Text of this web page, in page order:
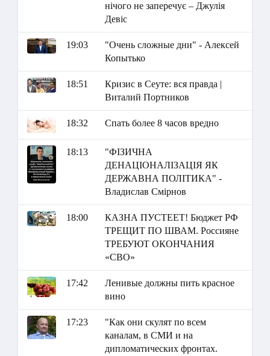
нічого не заперечує – Джулія
Девіс
19:03
"Очень сложные дни" - Алексей
Копытько
18:51
Кризис в Сеуте: вся правда |
Виталий Портников
18:32 Спать более 8 часов вредно
18:13
"ФІЗИЧНА
ДЕНАЦІОНАЛІЗАЦІЯ ЯК
ДЕРЖАВНА ПОЛІТИКА" -
Владислав Смірнов
18:00
КАЗНА ПУСТЕЕТ! Бюджет РФ
ТРЕЩИТ ПО ШВАМ. Россияне
ТРЕБУЮТ ОКОНЧАНИЯ
«СВО»
17:42
Ленивые должны пить красное
вино
17:23
"Как они скулят по всем
каналам, в СМИ и на
дипломатических фронтах.